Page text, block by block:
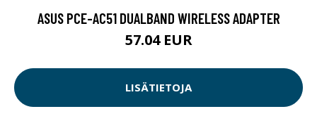
ASUS PCE-AC51 DUALBAND WIRELESS ADAPTER
57.04 EUR
LISÄTIETOJA